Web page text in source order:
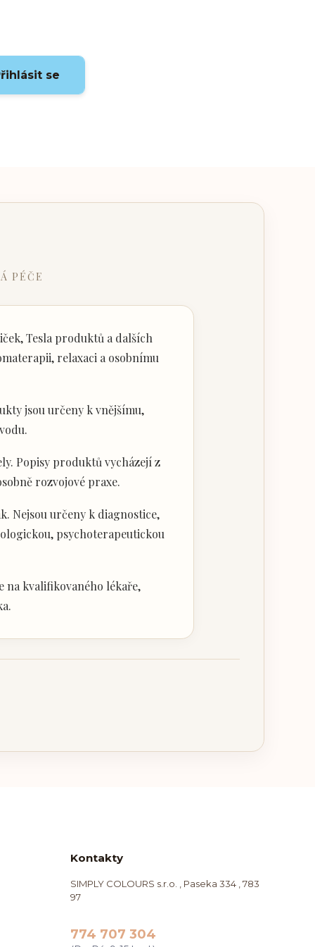
se
PÉČE
Tesla produktů a dalších
relaxaci a osobnímu
jsou určeny k vnějšímu,
Popisy produktů vycházejí z
rozvojové praxe.
Nejsou určeny k diagnostice,
psychoterapeutickou
na kvalifikovaného lékaře,
Kontakty
SIMPLY COLOURS s.r.o. , Paseka 334 , 783
97
774 707 304